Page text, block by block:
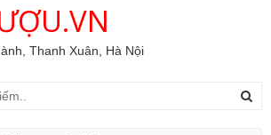
Thanh Xuân, Hà Nội